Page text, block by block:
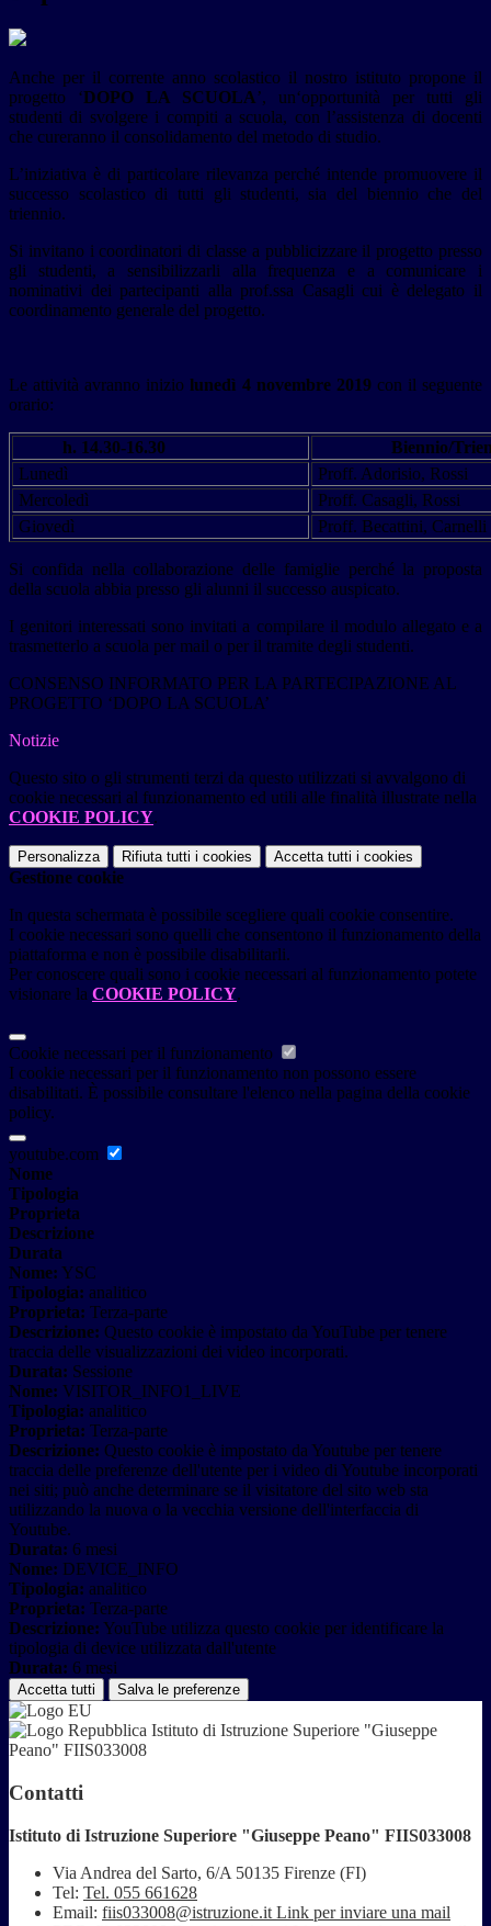
Anche per il corrente anno scolastico il nostro istituto propone il
progetto ‘DOPO LA SCUOLA’, un‘opportunità per tutti gli
studenti di svolgere i compiti a scuola, con l’assistenza di docenti
che cureranno il consolidamento del metodo di studio.
L’iniziativa è di particolare rilevanza perché intende promuovere il
successo scolastico di tutti gli studenti, sia del biennio che del
triennio.
Si invitano i coordinatori di classe a pubblicizzare il progetto presso
gli studenti, a sensibilizzarli alla frequenza e a comunicare i
nominativi dei partecipanti alla prof.ssa Casagli cui è delegato il
coordinamento generale del progetto.
Le attività avranno iniziolunedì 4 novembre 2019 con il seguente
orario:
h. 14.30-16.30
Biennio/
Lunedì
Proff. Adorisio, Rossi
Mercoledì
Proff. Casagli, Rossi
Giovedì
Proff. Becattini, Carnelli
Si confida nella collaborazione delle famiglie perché la proposta
della scuola abbia presso gli alunni il successo auspicato.
I genitori interessati sono invitati a compilare il modulo allegato e a
trasmetterlo a scuola per mail o per il tramite degli studenti.
CONSENSO INFORMATO PER LA PARTECIPAZIONE AL
PROGETTO ‘DOPO LA SCUOLA’
Notizie
Questo sito o gli strumenti terzi da questo utilizzati si avvalgono di
cookie necessari al funzionamento ed utili alle finalità illustrate nella
COOKIE POLICY.
Personalizza Rifiuta tutti i cookies Accetta tutti i cookies
Gestione cookie
In questa schermata è possibile scegliere quali cookie consentire.
I cookie necessari sono quelli che consentono il funzionamento della
piattaforma e non è possibile disabilitarli.
Per conoscere quali sono i cookie necessari al funzionamento potete
visionare la COOKIE POLICY.
Cookie necessari per il funzionamento
I cookie necessari per il funzionamento non possono essere
disabilitati. È possibile consultare l'elenco nella pagina della cookie
policy.
youtube.com
Nome
Tipologia
Proprieta
Descrizione
Durata
Nome: YSC
Tipologia: analitico
Proprieta: Terza-parte
Descrizione: Questo cookie è impostato da YouTube per tenere
traccia delle visualizzazioni dei video incorporati.
Durata: Sessione
Nome: VISITOR_INFO1_LIVE
Tipologia: analitico
Proprieta: Terza-parte
Descrizione: Questo cookie è impostato da Youtube per tenere
traccia delle preferenze dell'utente per i video di Youtube incorporati
nei siti; può anche determinare se il visitatore del sito web sta
utilizzando la nuova o la vecchia versione dell'interfaccia di
Youtube.
Durata: 6 mesi
Nome: DEVICE_INFO
Tipologia: analitico
Proprieta: Terza-parte
Descrizione: YouTube utilizza questo cookie per identificare la
tipologia di device utilizzata dall'utente
Durata: 6 mesi
Accetta tutti Salva le preferenze
Istituto di Istruzione Superiore "Giuseppe
Peano" FIIS033008
Contatti
Istituto di Istruzione Superiore "Giuseppe Peano" FIIS033008
Via Andrea del Sarto, 6/A 50135 Firenze (FI)
Tel: Tel. 055 661628
Email: fiis033008@istruzione.it Link per inviare una mail